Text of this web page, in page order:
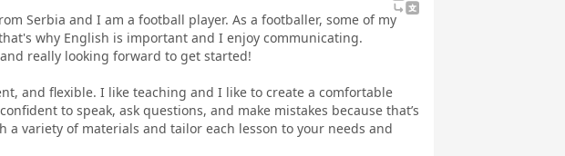
發音訓練 基
礎 - 美式英語
-
發音訓練 進
階 - 美式英語
-
發音訓練 實
踐 - 美式英語
-
實踐發音 旅遊英語會話環遊世界一周
Serbia and I am a football player. As a footballer, some of my
why English is important and I enjoy communicating.
really looking forward to get started!
and flexible. I like teaching and I like to create a comfortable
to speak, ask questions, and make mistakes because that’s
a variety of materials and tailor each lesson to your needs and